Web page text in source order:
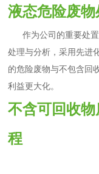
液态危险废
作为公司的重要处置
处理与分析，采用先进
的危险废物与不包含回
利益更大化。
不含可回收
程